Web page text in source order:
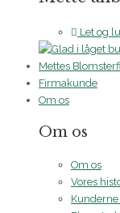
Let og
Mettes
Firmakunde
Om os
Om os
Om os
Vores